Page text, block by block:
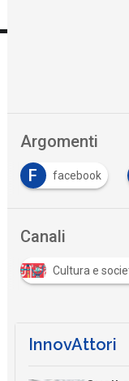
Argomenti
F
facebook
Canali
Cultura e
InnovAttori